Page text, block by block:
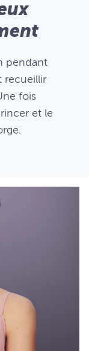
pendant
recueillir
fois
et le